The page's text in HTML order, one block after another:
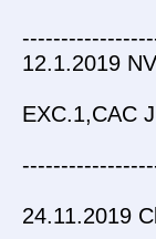
12.1.2019
EXC.1,CAC
24.11.2019